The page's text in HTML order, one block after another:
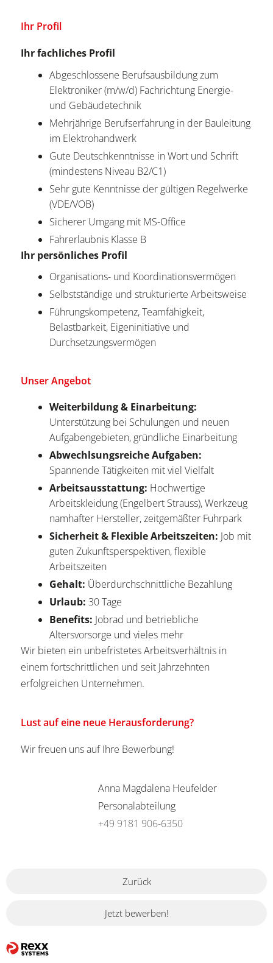
Ihr Profil
Ihr fachliches Profil
Abgeschlossene Berufsausbildung zum
Elektroniker (m/w/d) Fachrichtung Energie-
und Gebäudetechnik
Mehrjährige Berufserfahrung in der Bauleitung
im Elektrohandwerk
Gute Deutschkenntnisse in Wort und Schrift
(mindestens Niveau B2/C1)
Sehr gute Kenntnisse der gültigen Regelwerke
(VDE/VOB)
Sicherer Umgang mit MS-Office
Fahrerlaubnis Klasse B
Ihr persönliches Profil
Organisations- und Koordinationsvermögen
Selbstständige und strukturierte Arbeitsweise
Führungskompetenz, Teamfähigkeit,
Belastbarkeit, Eigeninitiative und
Durchsetzungsvermögen
Unser Angebot
Weiterbildung & Einarbeitung:
Unterstützung bei Schulungen und neuen
Aufgabengebieten, gründliche Einarbeitung
Abwechlsungsreiche Aufgaben:
Spannende Tätigkeiten mit viel Vielfalt
Arbeitsausstattung: Hochwertige
Arbeitskleidung (Engelbert Strauss), Werkzeug
namhafter Hersteller, zeitgemäßter Fuhrpark
Sicherheit & Flexible Arbeitszeiten: Job mit
guten Zukunftsperspektiven, flexible
Arbeitszeiten
Gehalt: Überdurchschnittliche Bezahlung
Urlaub: 30 Tage
Benefits: Jobrad und betriebliche
Altersvorsorge und vieles mehr
Wir bieten ein unbefristetes Arbeitsverhältnis in
einem fortschrittlichen und seit Jahrzehnten
erfolgreichen Unternehmen.
Lust auf eine neue Herausforderung?
Wir freuen uns auf Ihre Bewerbung!
Anna Magdalena Heufelder
Personalabteilung
+49 9181 906-6350
Zurück
Jetzt bewerben!